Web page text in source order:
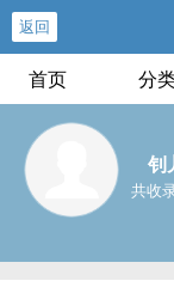
返回
首页 分
钊
共收